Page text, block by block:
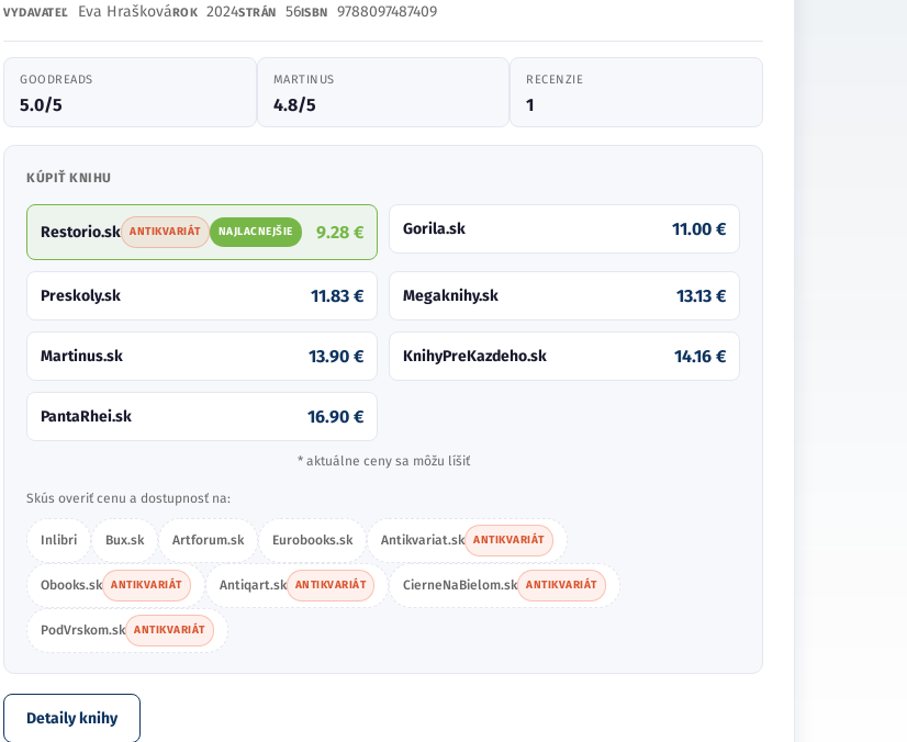
VYDAVATEĽ Eva HraškováROK 2024STRÁN 56ISBN 9788097487409
GOODREADS
5.0/5
MARTINUS
4.8/5
RECENZIE
1
KÚPIŤ KNIHU
Restorio.sk ANTIKVARIÁT NAJLACNEJŠIE 9.28 € Gorila.sk 11.00 €
Preskoly.sk 11.83 € Megaknihy.sk 13.13 €
Martinus.sk 13.90 € KnihyPreKazdeho.sk 14.16 €
PantaRhei.sk 16.90 €
* aktuálne ceny sa môžu líšiť
Skús overiť cenu a dostupnosť na:
Inlibri Bux.sk Artforum.sk Eurobooks.sk Antikvariat.sk ANTIKVARIÁT
Obooks.sk ANTIKVARIÁT Antiqart.sk ANTIKVARIÁT CierneNaBielom.sk ANTIKVARIÁT
PodVrskom.sk ANTIKVARIÁT
Detaily knihy